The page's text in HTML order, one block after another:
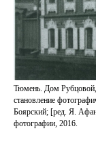
Тюмень. Дом
становление
Боярский; [ред. Я.
фотографии, 2016.